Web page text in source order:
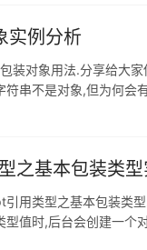
实例分析
装对象用法.分享给大
符串不是对象,但为何会
之基本包装类
用类型之基本包装类
型值时,后台会创建一